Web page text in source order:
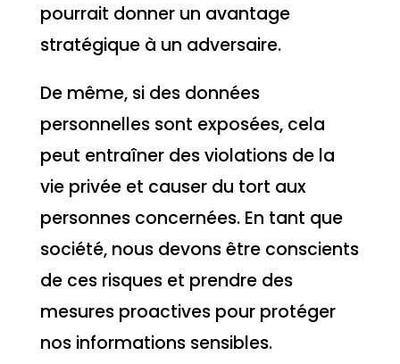
pourrait donner un avantage
stratégique à un adversaire.
De même, si des données
personnelles sont exposées, cela
peut entraîner des violations de la
vie privée et causer du tort aux
personnes concernées. En tant que
société, nous devons être conscients
de ces risques et prendre des
mesures proactives pour protéger
nos informations sensibles.